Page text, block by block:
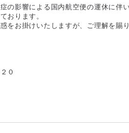
の影響による国内航空便の運休に伴
おります。
をお掛けいたしますが、ご理解を賜
０